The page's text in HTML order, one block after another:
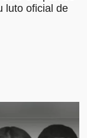
luto oficial de